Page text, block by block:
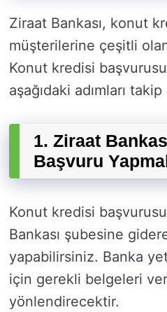
Ziraat Bankası, konut
müşterilerine çeşitli
Konut kredisi
aşağıdaki adımları
1. Ziraat
Başvuru
Konut kredisi
Bankası şubesine
yapabilirsiniz. Banka
için gerekli belgeleri
yönlendirecektir.